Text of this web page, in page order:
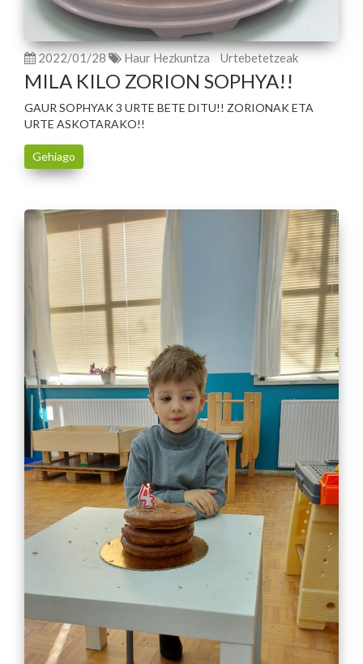
2022/01/28 Haur Hezkuntza Urtebetetzeak
MILA KILO ZORION SOPHYA!!
GAUR SOPHYAK 3 URTE BETE DITU!! ZORIONAK ETA
URTE ASKOTARAKO!!
Gehiago